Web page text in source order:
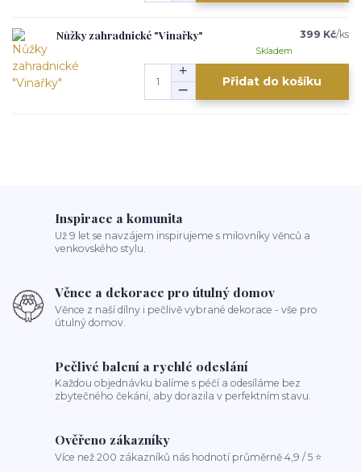
Nůžky zahradnické "Vinařky" 399 Kč/ks
Skladem
Přidat do košíku
Inspirace a komunita
Už 9 let se navzájem inspirujeme s milovníky věnců a
venkovského stylu.
Věnce a dekorace pro útulný domov
Věnce z naší dílny i pečlivě vybrané dekorace - vše pro
útulný domov.
Pečlivé balení a rychlé odeslání
Každou objednávku balíme s péčí a odesíláme bez
zbytečného čekání, aby dorazila v perfektním stavu.
Ověřeno zákazníky
Více než 200 zákazníků nás hodnotí průměrně 4,9 / 5 ⭐